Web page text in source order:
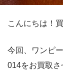
こんにちは！
今回、ワンピ
014をお買取さ